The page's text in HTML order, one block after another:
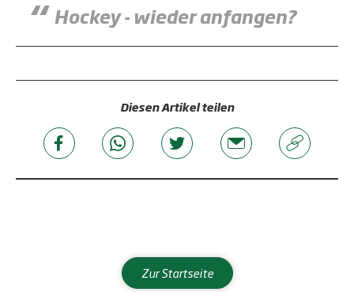
Hockey - wieder anfangen?
Diesen Artikel teilen
Zur Startseite